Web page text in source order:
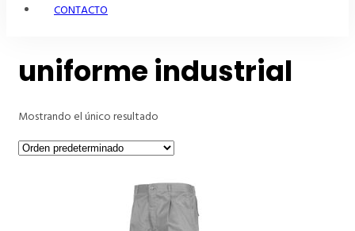
CONTACTO
uniforme industrial
Mostrando el único resultado